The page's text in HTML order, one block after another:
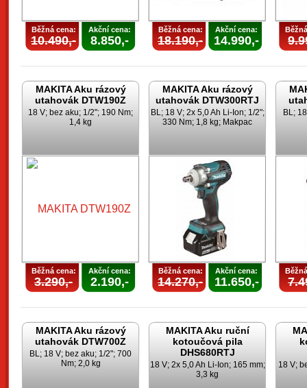
Běžná cena:
10.490,-
Akční cena:
8.850,-
Běžná cena:
18.190,-
Akční cena:
14.990,-
MAKITA Aku rázový
utahovák DTW190Z
18 V; bez aku; 1/2"; 190 Nm;
1,4 kg
Běžná cena:
3.290,-
Akční cena:
2.190,-
MAKITA Aku rázový
utahovák DTW300RTJ
BL; 18 V; 2x 5,0 Ah Li-Ion; 1/2";
330 Nm; 1,8 kg; Makpac
Běžná cena:
14.270,-
Akční cena:
11.650,-
BL;
MAKITA Aku rázový
utahovák DTW700Z
BL; 18 V; bez aku; 1/2"; 700
Nm; 2,0 kg
MAKITA Aku ruční
kotoučová pila
DHS680RTJ
18 V; 2x 5,0 Ah Li-Ion; 165 mm;
3,3 kg
18 V;